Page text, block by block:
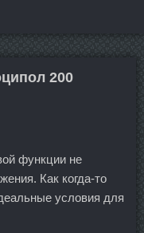
200
функции не
Как когда-то
условия для